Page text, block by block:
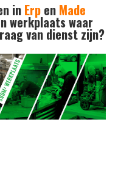
inErpen Made
werkplaats waar
van dienst zijn?